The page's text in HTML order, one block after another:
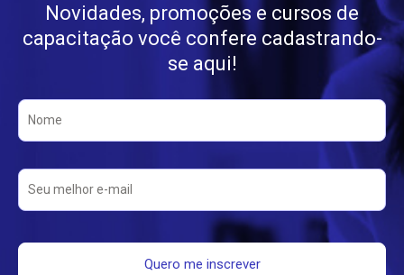
Novidades, promoções e cursos de
capacitação você confere cadastrando-
se aqui!